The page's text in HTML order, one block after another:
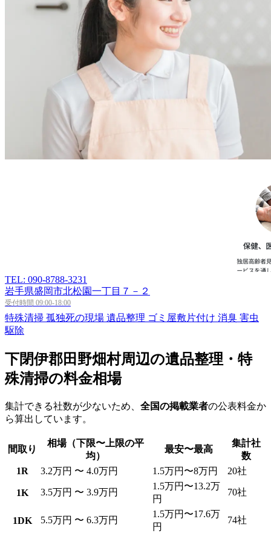
TEL: 090-8788-3231
岩手県盛岡市北松園一丁目７－２
受付時間 09:00-18:00
特殊清掃 孤独死の現場 遺品整理 ゴミ屋敷片付け 消臭 害虫
駆除
下閉伊郡田野畑村周辺の遺品整理・特
殊清掃の料金相場
集計できる社数が少ないため、 全国の掲載業者の公表料金か
ら算出しています。
間取り
相場（下限〜上限の平
均）
最安〜最高
集計社
数
1R
3.2万円 〜 4.0万円 1.5万円〜8万円 20社
1K 3.5万円 〜 3.9万円
1.5万円〜13.2万
円
70社
1DK 5.5万円 〜 6.3万円
1.5万円〜17.6万
円
74社